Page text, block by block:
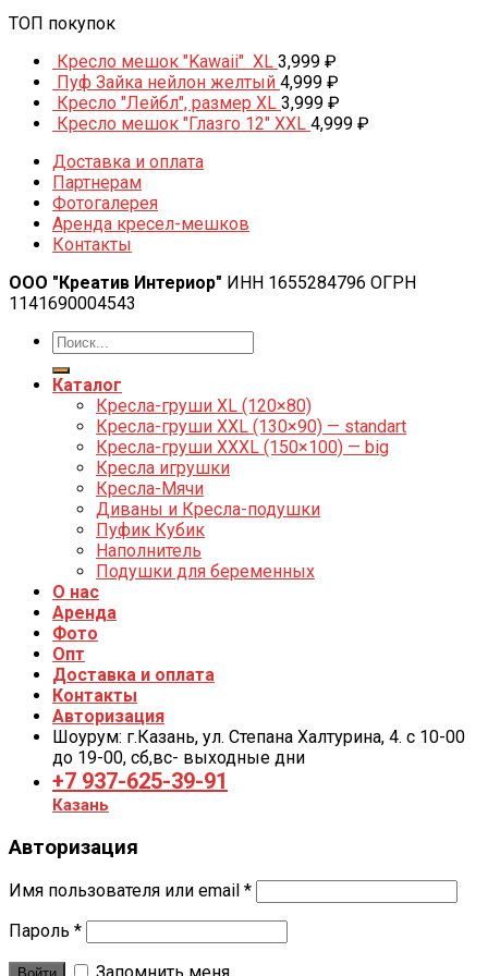
ТОП покупок
Кресло мешок "Kawaii" XL 3,999 ₽
Пуф Зайка нейлон желтый 4,999 ₽
Кресло "Лейбл", размер XL 3,999 ₽
Кресло мешок "Глазго 12" XXL 4,999 ₽
Доставка и оплата
Партнерам
Фотогалерея
Аренда кресел-мешков
Контакты
ООО "Креатив Интериор" ИНН 1655284796 ОГРН
1141690004543
Каталог
Кресла-груши XL (120×80)
Кресла-груши XXL (130×90) — standart
Кресла-груши XXXL (150×100) — big
Кресла игрушки
Кресла-Мячи
Диваны и Кресла-подушки
Пуфик Кубик
Наполнитель
Подушки для беременных
О нас
Аренда
Фото
Опт
Доставка и оплата
Контакты
Авторизация
Шоурум: г.Казань, ул. Степана Халтурина, 4. с 10-00
до 19-00, cб,вс- выходные дни
+7 937-625-39-91
Казань
Авторизация
Имя пользователя или email *
Пароль *
Запомнить меня